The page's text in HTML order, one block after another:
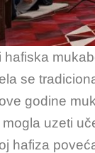
hafiska
se
godine
uzeti
hafiza